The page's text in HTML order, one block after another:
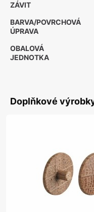
ZÁVIT
BARVA/POVRCHOVÁ
ÚPRAVA
OBALOVÁ
JEDNOTKA
Doplňkové